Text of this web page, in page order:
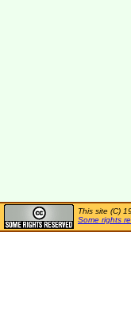
This site (C)
Some rights